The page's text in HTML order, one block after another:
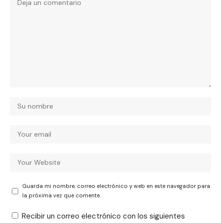
Guarda mi nombre, correo electrónico y web en este navegador para
la próxima vez que comente.
Recibir un correo electrónico con los siguientes